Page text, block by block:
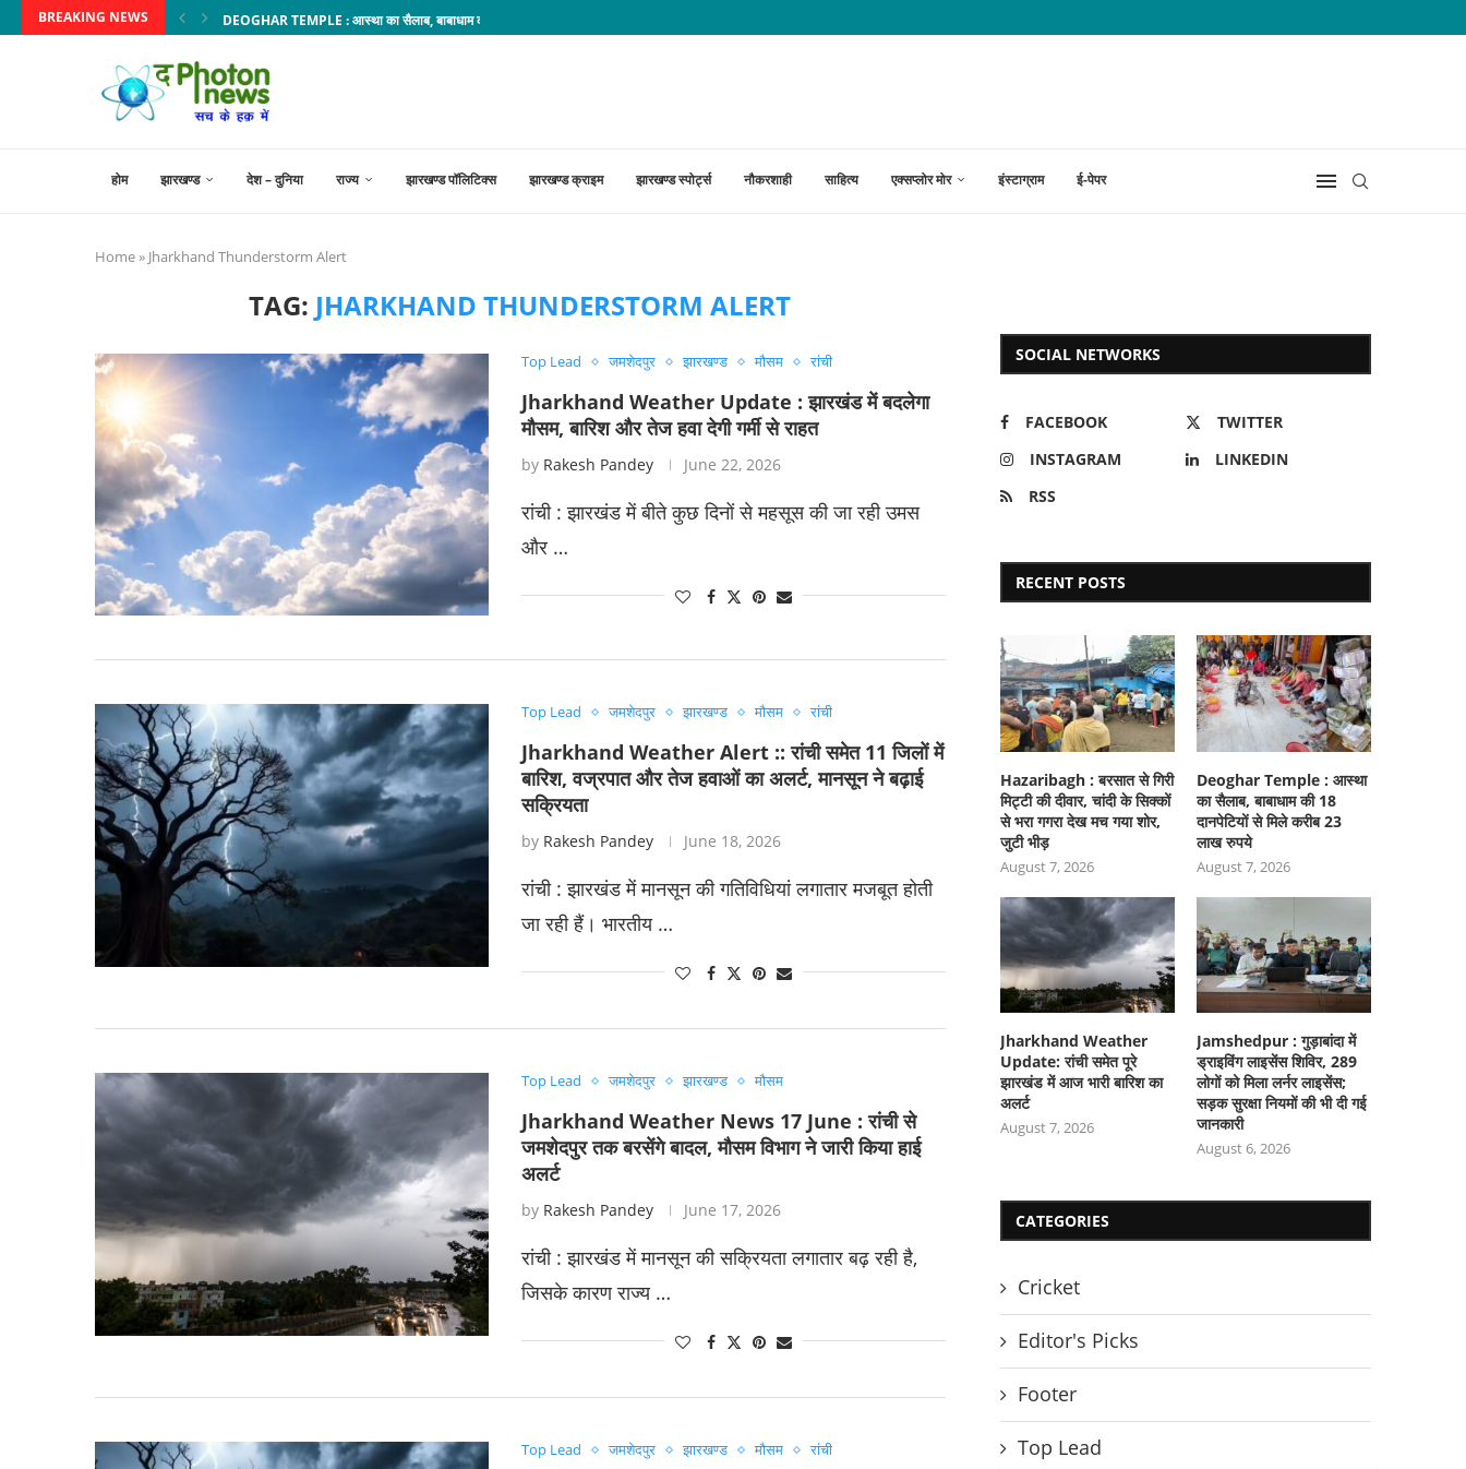
BREAKING NEWS DEOGHAR TEMPLE : आस्था का सैलाब, बाबाधाम की 18 दानपेटियों से मिले करीब 23 लाख...
होम झारखण्ड देश – दुनिया राज्य झारखण्ड पॉलिटिक्स झारखण्ड क्राइम झारखण्ड स्पोर्ट्स नौकरशाही साहित्य एक्सप्लोर मोर इंस्टाग्राम ई-पेपर
Home» Jharkhand Thunderstorm Alert
TAG: JHARKHAND THUNDERSTORM ALERT
Top Lead जमशेदपुर झारखण्ड मौसम रांची
Jharkhand Weather Update : झारखंड में बदलेगा
मौसम, बारिश और तेज हवा देगी गर्मी से राहत
by Rakesh Pandey June 22, 2026
रांची : झारखंड में बीते कुछ दिनों से महसूस की जा रही उमस
और …
Top Lead जमशेदपुर झारखण्ड मौसम रांची
Jharkhand Weather Alert :: रांची समेत 11 जिलों में
बारिश, वज्रपात और तेज हवाओं का अलर्ट, मानसून ने बढ़ाई
सक्रियता
by Rakesh Pandey June 18, 2026
रांची : झारखंड में मानसून की गतिविधियां लगातार मजबूत होती
जा रही हैं। भारतीय …
Top Lead जमशेदपुर झारखण्ड मौसम
Jharkhand Weather News 17 June : रांची से
जमशेदपुर तक बरसेंगे बादल, मौसम विभाग ने जारी किया हाई
अलर्ट
by Rakesh Pandey June 17, 2026
रांची : झारखंड में मानसून की सक्रियता लगातार बढ़ रही है,
जिसके कारण राज्य …
Top Lead जमशेदपुर झारखण्ड मौसम रांची
SOCIAL NETWORKS
FACEBOOK
TWITTER
INSTAGRAM
LINKEDIN
RSS
RECENT POSTS
Hazaribagh : बरसात से गिरी
मिट्टी की दीवार, चांदी के सिक्कों
से भरा गगरा देख मच गया शोर,
जुटी भीड़
August 7, 2026
Deoghar Temple : आस्था
का सैलाब, बाबाधाम की 18
दानपेटियों से मिले करीब 23
लाख रुपये
August 7, 2026
Jharkhand Weather
Update: रांची समेत पूरे
झारखंड में आज भारी बारिश का
अलर्ट
August 7, 2026
Jamshedpur : गुड़ाबांदा में
ड्राइविंग लाइसेंस शिविर, 289
लोगों को मिला लर्नर लाइसेंस;
सड़क सुरक्षा नियमों की भी दी गई
जानकारी
August 6, 2026
CATEGORIES
Cricket
Editor's Picks
Footer
Top Lead